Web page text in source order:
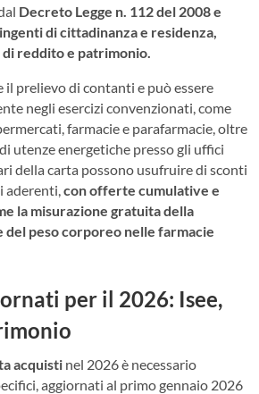
Decreto Legge n. 112 del 2008 e
di cittadinanza e residenza,
reddito e patrimonio.
il prelievo di contanti e può essere
negli esercizi convenzionati, come
farmacie e parafarmacie, oltre
utenze energetiche presso gli uffici
della carta possono usufruire di sconti
aderenti, con offerte cumulative e
la misurazione gratuita della
del peso corporeo nelle farmacie
per il 2026: Isee,
acquisti nel 2026 è necessario
aggiornati al primo gennaio 2026